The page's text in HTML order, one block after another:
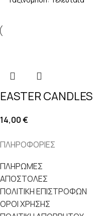
EASTER CANDLES
14,00€
ΠΛΗΡΟΦΟΡΙΕΣ
ΠΛΗΡΩΜΕΣ
ΑΠΟΣΤΟΛΕΣ
ΠΟΛΙΤΙΚΗ ΕΠΙΣΤΡΟΦΩΝ
ΟΡΟΙ ΧΡΗΣΗΣ